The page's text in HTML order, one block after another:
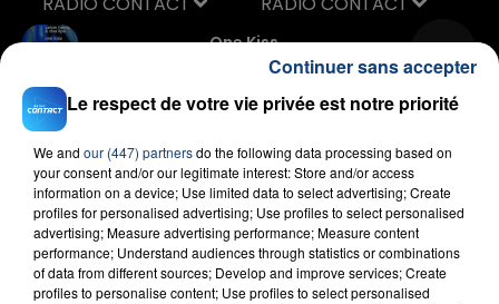
One Kiss
CALVIN HARRIS & DUA LIPA
FIL D'ACTU
Le respect de votre vie privée est notre priorité
We and our (447) partnersdo the following data processing based on
your consent and/or our legitimate interest: Store and/or access
information on a device; Use limited data to select advertising; Create
profiles for personalised advertising; Use profiles to select personalised
advertising; Measure advertising performance; Measure content
performance; Understand audiences through statistics or combinations
of data from different sources; Develop and improve services; Create
profiles to personalise content; Use profiles to select personalised
Continuer sans accepter